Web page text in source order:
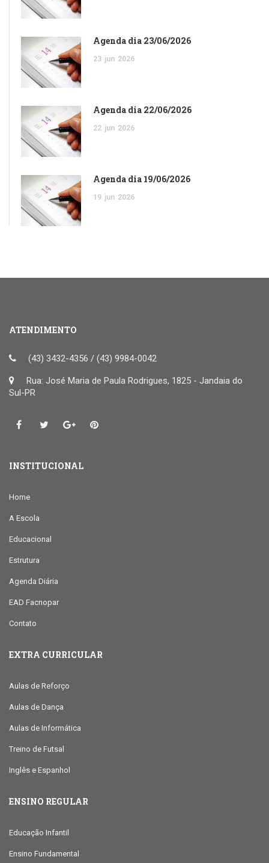
Agenda dia 23/06/2026
23 jun 2026
Agenda dia 22/06/2026
22 jun 2026
Agenda dia 19/06/2026
19 jun 2026
ATENDIMENTO
(43) 3432-4356 / (43) 9984-0042
Rua: José Maria de Paula Rodrigues, 1825 - Jandaia do
Sul-PR
INSTITUCIONAL
Home
A Escola
Educacional
Estrutura
Agenda Diária
EAD Facnopar
Contato
EXTRA CURRICULAR
Aulas de Reforço
Aulas de Dança
Aulas de Informática
Treino de Futsal
Inglês e Espanhol
ENSINO REGULAR
Educação Infantil
Ensino Fundamental